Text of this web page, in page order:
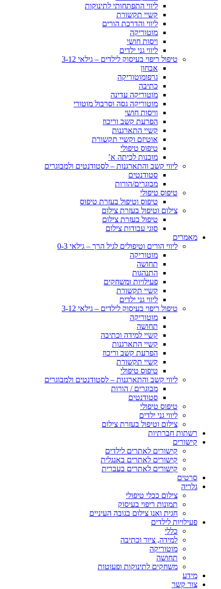
ליווי התפתחותי לתינוקות
קשיי תקשורת
ליווי והדרכת הורים
מוטוריקה
ויסות חושי
ליווי גני ילדים
טיפול ריפוי בעיסוק לילדים – גילאי 3-12
אבחון
גרפומוטוריקה
כתיבה
מוטוריקה עדינה
מוטוריקה גסה וסרבול מוטורי
וויסות חושי
הפרעת קשב וריכוז
קשיי התארגנות
אוטיזם וקשיי תקשורת
טיפוס טיפולי
מוכנות לכיתה א’
ליווי קשב והתארגנות – לסטודנטים ולמבוגרים
סטודנטים
מבוגרים/הורות
טיפוס טיפולי
טיפוס וטיפול בעזרת טיפוס
צילום וטיפול בעזרת צילום
טיפול בעזרת צילום
סוגי עבודות צילום
מאמרים
ליווי הורים וטיפולים לגיל הרך – גילאי 0-3
מוטוריקה
תחושה
התנהגות
פעילויות ומשחקים
קשיי תקשורת
ליווי גני ילדים
טיפול ריפוי בעיסוק לילדים – גילאי 3-12
מוטוריקה
תחושה
קשיי למידה וכתיבה
קשיי התארגנות
הפרעת קשב וריכוז
קשיי תקשורת
טיפוס טיפולי
ליווי קשב והתארגנות – לסטודנטים ולמבוגרים
מבוגרים / הורות
סטודנטים
טיפוס טיפולי
ליווי גני ילדים
צילום וטיפול בעזרת צילום
רשתות חברתיות
קישורים
קישורים לאתרים לילדים
קישורים לאתרים באנגלית
קישורים לאתרים בעברית
סרטים
גלריה
צילום ככלי טיפולי
תמונות ריפוי בעיסוק
חגית ואנו צילום בגובה העיניים
פעילויות לילדים
כללי
למידה, ציור וכתיבה
מוטוריקה
תחושה
משחקים לתינוקות ופעוטות
מידע
צור קשר